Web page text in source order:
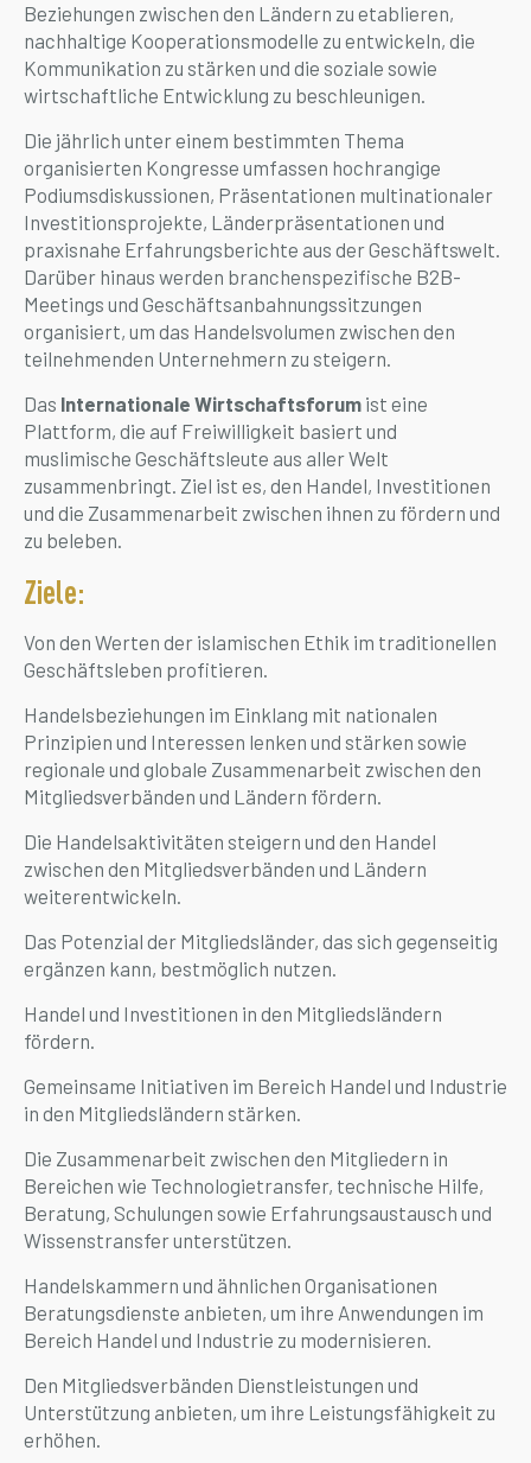
Beziehungen zwischen den Ländern zu etablieren,
nachhaltige Kooperationsmodelle zu entwickeln, die
Kommunikation zu stärken und die soziale sowie
wirtschaftliche Entwicklung zu beschleunigen.
Die jährlich unter einem bestimmten Thema
organisierten Kongresse umfassen hochrangige
Podiumsdiskussionen, Präsentationen multinationaler
Investitionsprojekte, Länderpräsentationen und
praxisnahe Erfahrungsberichte aus der Geschäftswelt.
Darüber hinaus werden branchenspezifische B2B-
Meetings und Geschäftsanbahnungssitzungen
organisiert, um das Handelsvolumen zwischen den
teilnehmenden Unternehmern zu steigern.
Das Internationale Wirtschaftsforum ist eine
Plattform, die auf Freiwilligkeit basiert und
muslimische Geschäftsleute aus aller Welt
zusammenbringt. Ziel ist es, den Handel, Investitionen
und die Zusammenarbeit zwischen ihnen zu fördern und
zu beleben.
Ziele:
Von den Werten der islamischen Ethik im traditionellen
Geschäftsleben profitieren.
Handelsbeziehungen im Einklang mit nationalen
Prinzipien und Interessen lenken und stärken sowie
regionale und globale Zusammenarbeit zwischen den
Mitgliedsverbänden und Ländern fördern.
Die Handelsaktivitäten steigern und den Handel
zwischen den Mitgliedsverbänden und Ländern
weiterentwickeln.
Das Potenzial der Mitgliedsländer, das sich gegenseitig
ergänzen kann, bestmöglich nutzen.
Handel und Investitionen in den Mitgliedsländern
fördern.
Gemeinsame Initiativen im Bereich Handel und Industrie
in den Mitgliedsländern stärken.
Die Zusammenarbeit zwischen den Mitgliedern in
Bereichen wie Technologietransfer, technische Hilfe,
Beratung, Schulungen sowie Erfahrungsaustausch und
Wissenstransfer unterstützen.
Handelskammern und ähnlichen Organisationen
Beratungsdienste anbieten, um ihre Anwendungen im
Bereich Handel und Industrie zu modernisieren.
Den Mitgliedsverbänden Dienstleistungen und
Unterstützung anbieten, um ihre Leistungsfähigkeit zu
erhöhen.